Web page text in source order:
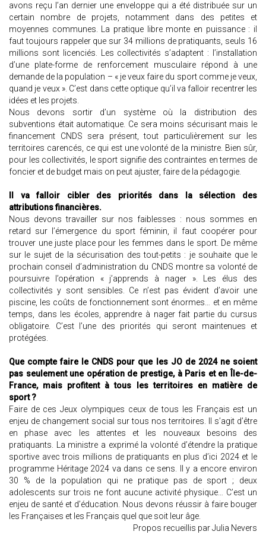
avons reçu l’an dernier une enveloppe qui a été distribuée sur un
certain nombre de projets, notamment dans des petites et
moyennes communes. La pratique libre monte en puissance : il
faut toujours rappeler que sur 34 millions de pratiquants, seuls 16
millions sont licenciés. Les collectivités s’adaptent : l’installation
d’une plate-forme de renforcement musculaire répond à une
demande de la population – « je veux faire du sport comme je veux,
quand je veux ». C’est dans cette optique qu’il va falloir recentrer les
idées et les projets.
Nous devons sortir d’un système où la distribution des
subventions était automatique. Ce sera moins sécurisant mais le
financement CNDS sera présent, tout particulièrement sur les
territoires carencés, ce qui est une volonté de la ministre. Bien sûr,
pour les collectivités, le sport signifie des contraintes en termes de
foncier et de budget mais on peut ajuster, faire de la pédagogie.
Il va falloir cibler des priorités dans la sélection des
attributions financières.
Nous devons travailler sur nos faiblesses : nous sommes en
retard sur l’émergence du sport féminin, il faut coopérer pour
trouver une juste place pour les femmes dans le sport. De même
sur le sujet de la sécurisation des tout-petits : je souhaite que le
prochain conseil d’administration du CNDS montre sa volonté de
poursuivre l’opération « j’apprends à nager ». Les élus des
collectivités y sont sensibles. Ce n’est pas évident d’avoir une
piscine, les coûts de fonctionnement sont énormes… et en même
temps, dans les écoles, apprendre à nager fait partie du cursus
obligatoire. C’est l’une des priorités qui seront maintenues et
protégées.
Que compte faire le CNDS pour que les JO de 2024 ne soient
pas seulement une opération de prestige, à Paris et en Île-de-
France, mais profitent à tous les territoires en matière de
sport ?
Faire de ces Jeux olympiques ceux de tous les Français est un
enjeu de changement social sur tous nos territoires. Il s’agit d’être
en phase avec les attentes et les nouveaux besoins des
pratiquants. La ministre a exprimé la volonté d’étendre la pratique
sportive avec trois millions de pratiquants en plus d’ici 2024 et le
programme Héritage 2024 va dans ce sens. Il y a encore environ
30 % de la population qui ne pratique pas de sport ; deux
adolescents sur trois ne font aucune activité physique… C’est un
enjeu de santé et d’éducation. Nous devons réussir à faire bouger
les Françaises et les Français quel que soit leur âge.
Propos recueillis par Julia Nevers